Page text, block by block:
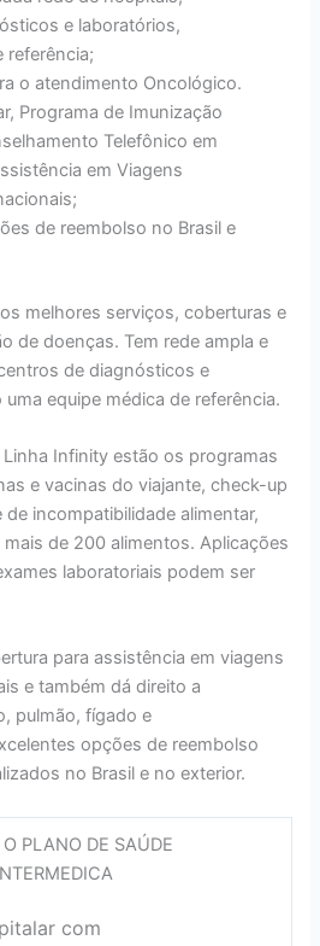
e laboratórios,
referência;
o atendimento Oncológico.
Programa de Imunização
Telefônico em
em Viagens
de reembolso no Brasil e
melhores serviços, coberturas e
de doenças. Tem rede ampla e
de diagnósticos e
equipe médica de referência.
Infinity estão os programas
e vacinas do viajante, check-up
incompatibilidade alimentar,
de 200 alimentos. Aplicações
laboratoriais podem ser
para assistência em viagens
e também dá direito a
pulmão, fígado e
opções de reembolso
no Brasil e no exterior.
PLANO DE SAÚDE
com